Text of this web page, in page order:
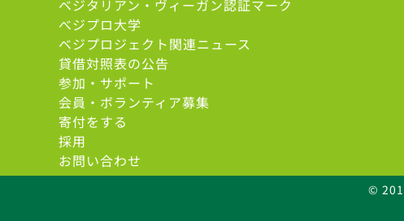
ベジタリアン・ヴィーガン認証マーク
べジプロ大学
ベジプロジェクト関連ニュース
貸借対照表の公告
参加・サポート
会員・ボランティア募集
寄付をする
採用
お問い合わせ
©